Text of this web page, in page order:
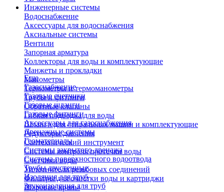
Инженерные системы
Водоснабжение
Аксессуары для водоснабжения
Аксиальные системы
Вентили
Запорная арматура
Коллекторы для воды и комплектующие
Манжеты и прокладки
Манометры
Термометры и термоманометры
Трубы и фитинги
Обратные клапаны
Гибкая подводка для воды
Шланги для стиральных машин и комплектующие
Редукторы давления
Сантехнический инструмент
Системы контроля протечки воды
Счетчики воды
Уплотнители резьбовых соединений
Фильтры для очистки воды и картриджи
Шаровые краны
Еще
Газоснабжение
Газовые счетчики
Газовые шланги
Газовые фитинги
Аксессуары для газоснабжения
Дренажные системы
Геоматериалы
Системы закрытого дренажа
Система поверхностного водоотвода
Трубы двустенные
Изоляция для труб
Звукоизоляция для труб